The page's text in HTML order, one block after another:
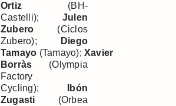
Ortiz (BH-
Castelli); Julen
Zubero (Ciclos
Zubero);
Diego
Tamayo (Tamayo); Xavier
Borràs (Olympia
Factory
Cycling);
Ibón
Zugasti (Orbea